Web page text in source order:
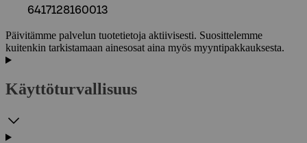
6417128160013
Päivitämme palvelun tuotetietoja aktiivisesti. Suosittelemme
kuitenkin tarkistamaan ainesosat aina myös myyntipakkauksesta.
Käyttöturvallisuus